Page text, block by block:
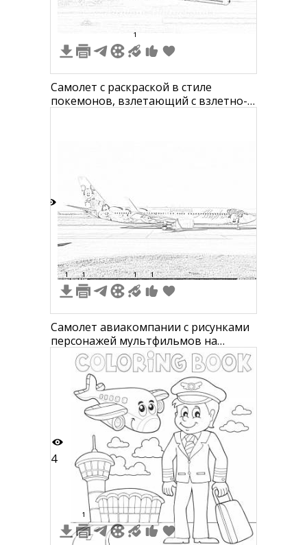
1
Самолет с раскраской в стиле
покемонов, взлетающий с взлетно-
1 1 1 1
Самолет авиакомпании с рисунками
персонажей мультфильмов на
фюзеляже, включая известного
мышонка
4
1